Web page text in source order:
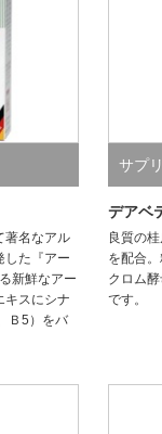
著名なアル
した『アー
新鮮なアー
キスにシナ
Ｂ5）をバ
サプ
デアベ
良質の
を配合
クロム
です。